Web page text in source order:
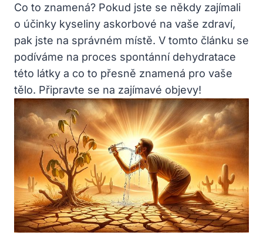
Co to znamená? Pokud jste se někdy zajímali
o účinky kyseliny askorbové na vaše zdraví,
pak jste na správném místě. V tomto článku se
podíváme na proces spontánní dehydratace
této látky a co to přesně znamená pro vaše
tělo. Připravte se na zajímavé objevy!